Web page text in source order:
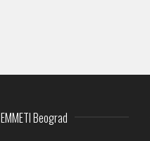
EMMETI Beograd